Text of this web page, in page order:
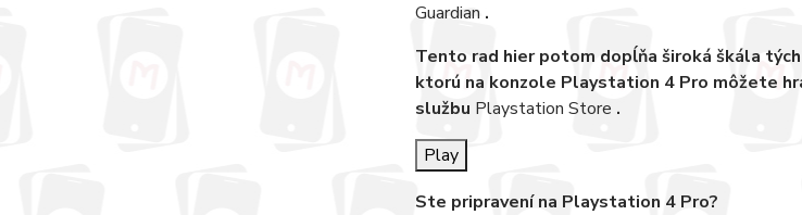
Guardian.
Tento rad hier potom dopĺňa široká škála
ktorú na konzole Playstation 4 Pro môžete
službu Playstation Store .
Play
Ste pripravení na Playstation 4 Pro?